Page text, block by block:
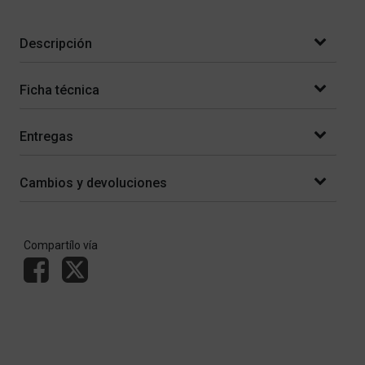
Descripción
Ficha técnica
Entregas
Cambios y devoluciones
Compartílo vía